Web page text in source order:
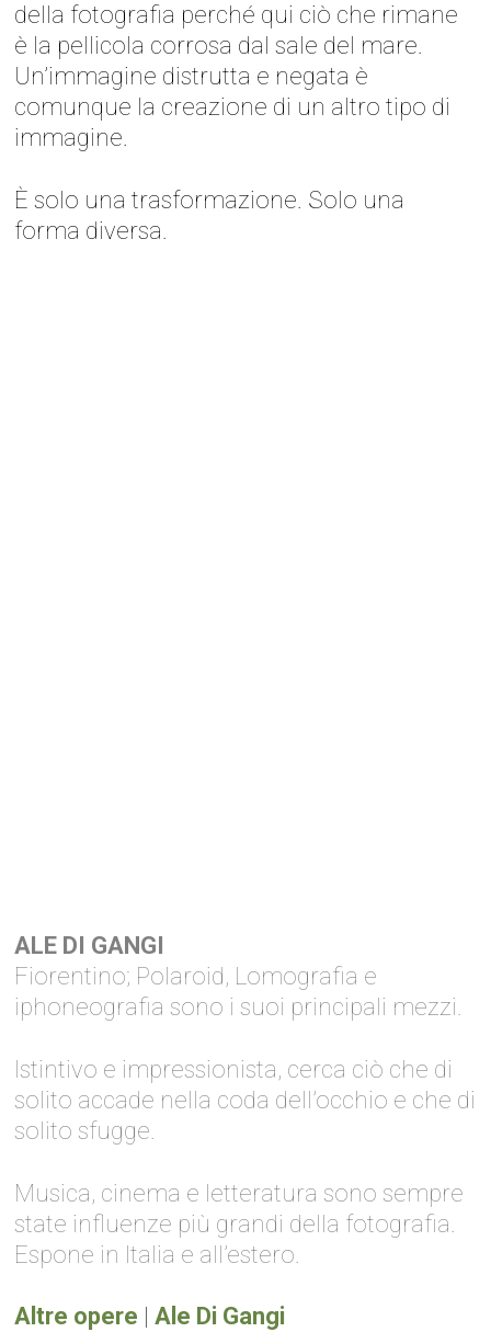
della fotografia perché qui ciò che rimane
è la pellicola corrosa dal sale del mare.
Un’immagine distrutta e negata è
comunque la creazione di un altro tipo di
immagine.
È solo una trasformazione. Solo una
forma diversa.
ALE DI GANGI
Fiorentino; Polaroid, Lomografia e
iphoneografia sono i suoi principali mezzi.
Istintivo e impressionista, cerca ciò che di
solito accade nella coda dell’occhio e che di
solito sfugge.
Musica, cinema e letteratura sono sempre
state influenze più grandi della fotografia.
Espone in Italia e all’estero.
Altre opere | Ale Di Gangi